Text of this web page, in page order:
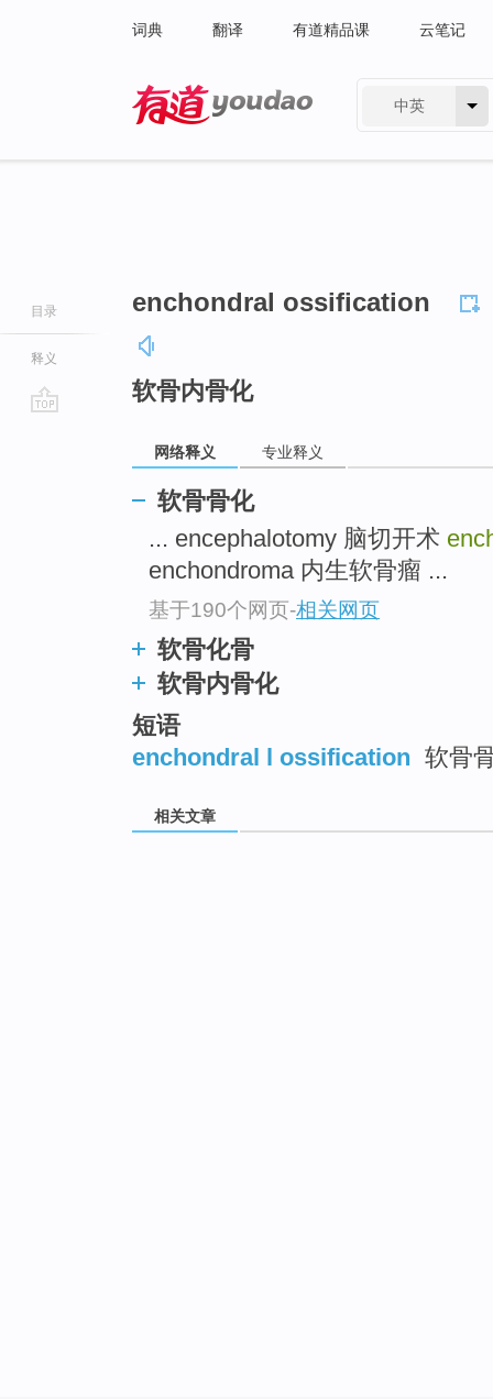
词典 翻译 有道精品课 云笔记
中英
目录
释义
enchondral ossification
软骨内骨化
网络释义 专业释义
软骨骨化
... encephalotomy 脑切开术
enchondroma 内生软骨瘤 ...
基于190个网页-相关网页
软骨化骨
软骨内骨化
短语
enchondral l ossification 软骨
相关文章